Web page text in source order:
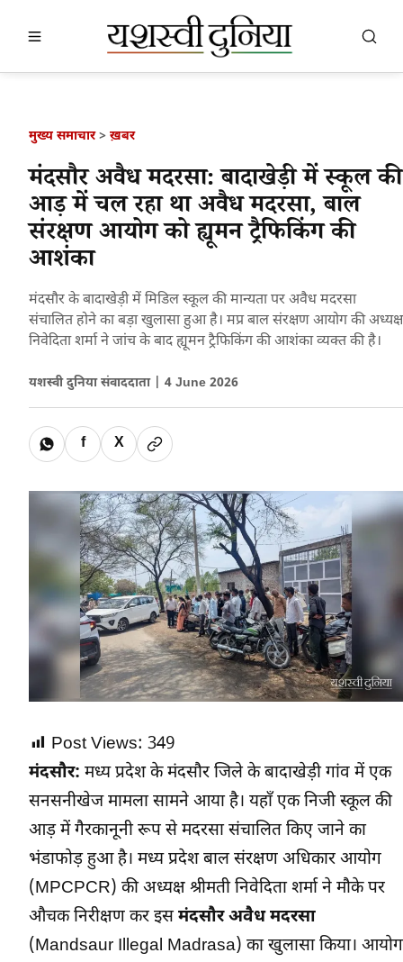
मुख्य समाचार> ख़बर
मंदसौर अवैध मदरसा: बादाखेड़ी में स्कूल की
आड़ में चल रहा था अवैध मदरसा, बाल
संरक्षण आयोग को ह्यूमन ट्रैफिकिंग की
आशंका
मंदसौर के बादाखेड़ी में मिडिल स्कूल की मान्यता पर अवैध मदरसा
संचालित होने का बड़ा खुलासा हुआ है। मप्र बाल संरक्षण आयोग की अध्यक्ष
निवेदिता शर्मा ने जांच के बाद ह्यूमन ट्रैफिकिंग की आशंका व्यक्त की है।
यशस्वी दुनिया संवाददाता | 4 June 2026
f X
Post Views: 349
मंदसौर: मध्य प्रदेश के मंदसौर जिले के बादाखेड़ी गांव में एक
सनसनीखेज मामला सामने आया है। यहाँ एक निजी स्कूल की
आड़ में गैरकानूनी रूप से मदरसा संचालित किए जाने का
भंडाफोड़ हुआ है। मध्य प्रदेश बाल संरक्षण अधिकार आयोग
(MPCPCR) की अध्यक्ष श्रीमती निवेदिता शर्मा ने मौके पर
औचक निरीक्षण कर इसमंदसौर अवैध मदरसा
(Mandsaur Illegal Madrasa) का खुलासा किया। आयोग